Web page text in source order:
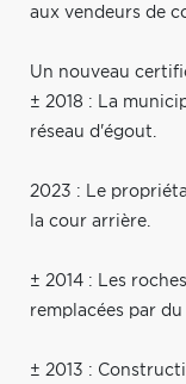
aux vendeurs de
Un nouveau
± 2018 : La
réseau d'égout.
2023 : Le
la cour arrière.
± 2014 : Les
remplacées par du
± 2013 :